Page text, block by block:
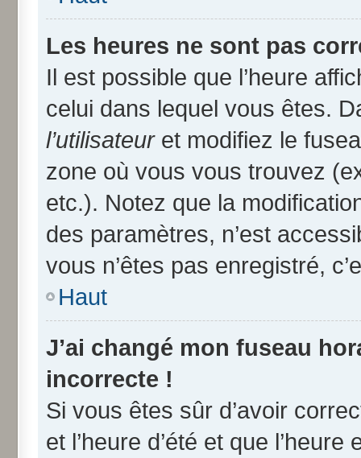
Les heures ne sont pas
Il est possible que l’heure
celui dans lequel vous êtes.
l’utilisateuret modifiez le
zone où vous vous trouvez
etc.). Notez que la
des paramètres, n’est
vous n’êtes pas enregistré,
Haut
J’ai changé mon fuseau
incorrecte !
Si vous êtes sûr d’avoir
et l’heure d’été et que